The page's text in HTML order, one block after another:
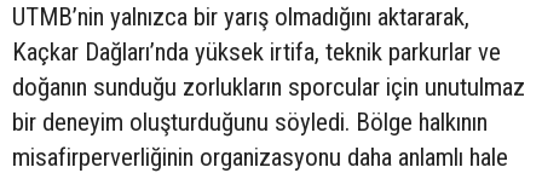
UTMB’nin yalnızca bir yarış olmadığını aktararak,
Kaçkar Dağları’nda yüksek irtifa, teknik parkurlar ve
doğanın sunduğu zorlukların sporcular için unutulmaz
bir deneyim oluşturduğunu söyledi. Bölge halkının
misafirperverliğinin organizasyonu daha anlamlı hale